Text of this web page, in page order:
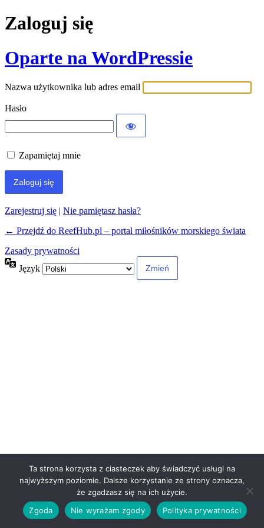
Zaloguj się
Oparte na WordPressie
Nazwa użytkownika lub adres email
Hasło
Zapamiętaj mnie
Zarejestruj się | Nie pamiętasz hasła?
← Przejdź do ReefHub.pl – portal miłośników morskiego świata
Zasady prywatności
Język
Ta strona korzysta z ciasteczek aby świadczyć usługi na
najwyższym poziomie. Dalsze korzystanie ze strony oznacza,
że zgadzasz się na ich użycie.
Zgoda
Nie wyrażam zgody Polityka prywatności